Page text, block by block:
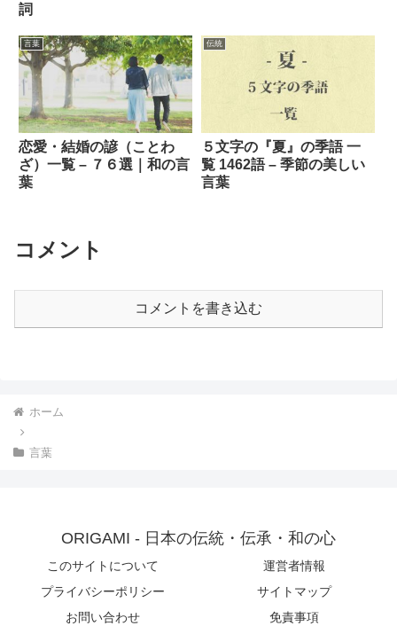
詞
言葉
恋愛・結婚の諺（ことわ
ざ）一覧 – ７６選｜和の言
葉
伝統
５文字の『夏』の季語 一
覧 1462語 – 季節の美しい
言葉
コメント
コメントを書き込む
ホーム
言葉
ORIGAMI - 日本の伝統・伝承・和の心
このサイトについて
運営者情報
プライバシーポリシー
サイトマップ
お問い合わせ
免責事項